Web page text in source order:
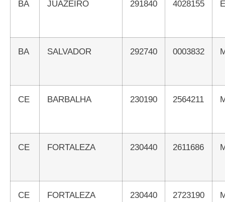
BA JUAZEIRO 291840 4028155
BA SALVADOR 292740 0003832
CE BARBALHA 230190 2564211
CE FORTALEZA 230440 2611686
CE FORTALEZA 230440 2723190